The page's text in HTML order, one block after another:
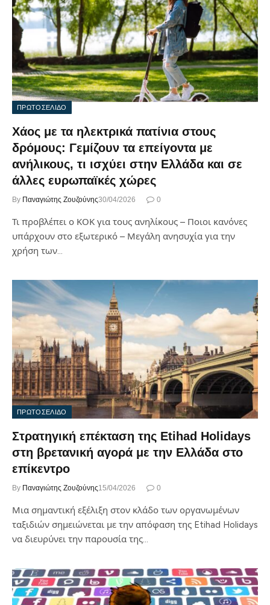
ΠΡΩΤΟΣΕΛΙΔΟ
Χάος με τα ηλεκτρικά πατίνια στους
δρόμους: Γεμίζουν τα επείγοντα με
ανήλικους, τι ισχύει στην Ελλάδα και σε
άλλες ευρωπαϊκές χώρες
By Παναγιώτης Ζουζούνης30/04/2026 0
Τι προβλέπει ο ΚΟΚ για τους ανηλίκους – Ποιοι κανόνες
υπάρχουν στο εξωτερικό – Μεγάλη ανησυχία για την
χρήση των…
ΠΡΩΤΟΣΕΛΙΔΟ
Στρατηγική επέκταση της Etihad Holidays
στη βρετανική αγορά με την Ελλάδα στο
επίκεντρο
By Παναγιώτης Ζουζούνης15/04/2026 0
Μια σημαντική εξέλιξη στον κλάδο των οργανωμένων
ταξιδιών σημειώνεται με την απόφαση της Etihad Holidays
να διευρύνει την παρουσία της…